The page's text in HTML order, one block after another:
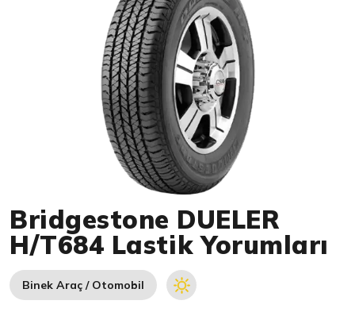
Bridgestone DUELER
H/T684 Lastik Yorumları
Binek Araç / Otomobil